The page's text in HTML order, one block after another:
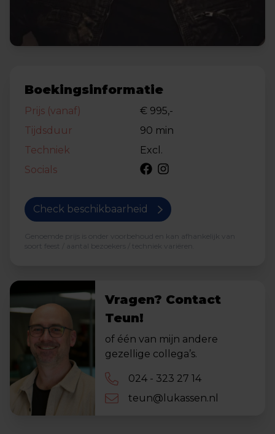
Boekingsinformatie
Prijs (vanaf)
€ 995,-
Tijdsduur
90 min
Techniek
Excl.
Socials
Check beschikbaarheid
Genoemde prijs is onder voorbehoud en kan afhankelijk van
soort feest / aantal bezoekers / techniek variëren.
Vragen? Contact
Teun!
of één van mijn andere
gezellige collega’s.
024 - 323 27 14
teun@lukassen.nl